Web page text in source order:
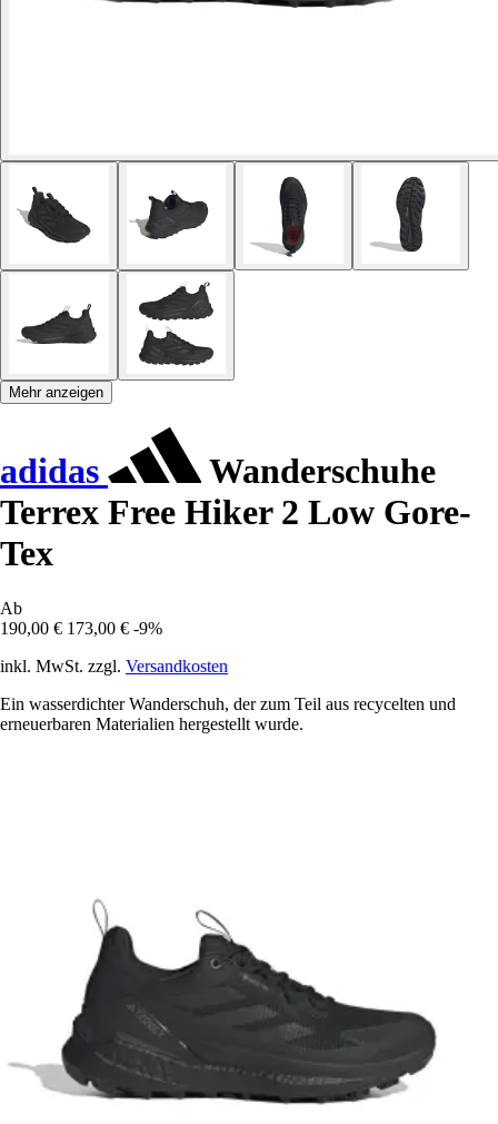
Mehr anzeigen
adidas
Wanderschuhe
Terrex Free Hiker 2 Low Gore-
Tex
Ab
190,00 € 173,00 € -9%
inkl. MwSt. zzgl. Versandkosten
Ein wasserdichter Wanderschuh, der zum Teil aus recycelten und
erneuerbaren Materialien hergestellt wurde.